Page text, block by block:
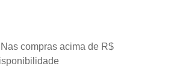
compras acima de R$